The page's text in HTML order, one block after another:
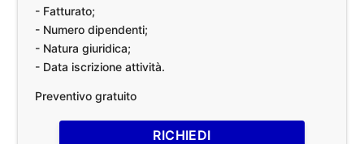
- Fatturato;
- Numero dipendenti;
- Natura giuridica;
- Data iscrizione attività.
Preventivo gratuito
RICHIEDI